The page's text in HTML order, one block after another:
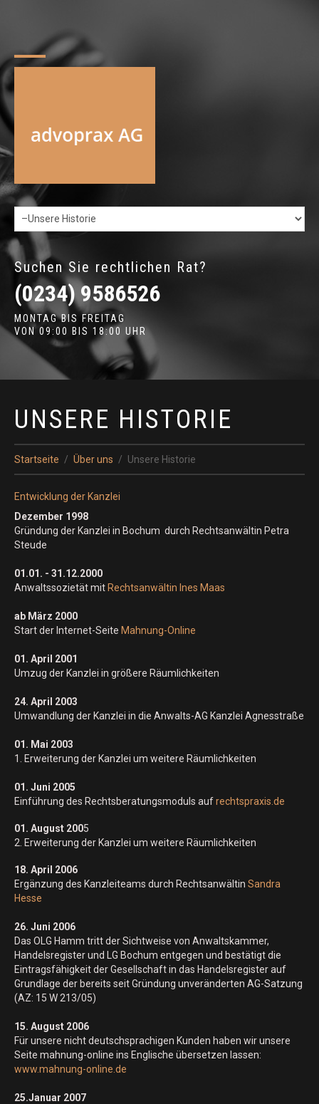
Suchen Sie rechtlichen Rat?
(0234) 9586526
MONTAG BIS FREITAG
VON 09:00 BIS 18:00 UHR
UNSERE HISTORIE
Startseite Über uns Unsere Historie
Entwicklung der Kanzlei
Dezember 1998
Gründung der Kanzlei in Bochum durch Rechtsanwältin Petra
Steude
01.01. - 31.12.2000
Anwaltssozietät mitRechtsanwältin Ines Maas
ab März 2000
Start der Internet-Seite Mahnung-Online
01. April 2001
Umzug der Kanzlei in größere Räumlichkeiten
24. April 2003
Umwandlung der Kanzlei in die Anwalts-AG Kanzlei Agnesstraße
01. Mai 2003
1. Erweiterung der Kanzlei um weitere Räumlichkeiten
01. Juni 2005
Einführung des Rechtsberatungsmoduls aufrechtspraxis.de
01. August 2005
2. Erweiterung der Kanzlei um weitere Räumlichkeiten
18. April 2006
Ergänzung des Kanzleiteams durch Rechtsanwältin Sandra
Hesse
26. Juni 2006
Das OLG Hamm tritt der Sichtweise von Anwaltskammer,
Handelsregister und LG Bochum entgegen und bestätigt die
Eintragsfähigkeit der Gesellschaft in das Handelsregister auf
Grundlage der bereits seit Gründung unveränderten AG-Satzung
(AZ: 15 W 213/05)
15. August 2006
Für unsere nicht deutschsprachigen Kunden haben wir unsere
Seite mahnung-online ins Englische übersetzen lassen:
www.mahnung-online.de
25.Januar 2007